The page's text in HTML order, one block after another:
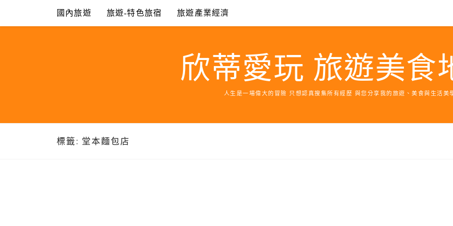
content
國內旅遊 旅遊-特色旅宿 旅遊產業經濟
欣蒂愛玩 旅遊美食
人生是一場偉大的冒險 只想認真搜集所有經歷 與您分享我的旅遊、美食與生活美
標籤: 堂本麵包店